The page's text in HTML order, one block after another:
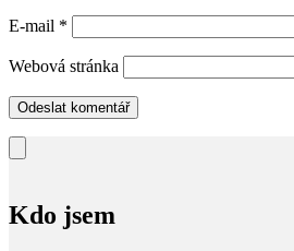
E-mail *
Webová stránka
Kdo jsem